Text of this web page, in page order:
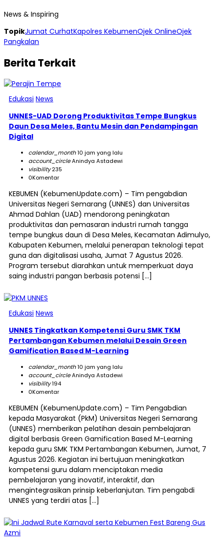
News & Inspiring
TopikJumat CurhatKapolres KebumenOjek OnlineOjek
Pangkalan
Berita Terkait
Edukasi News
UNNES-UAD Dorong Produktivitas Tempe Bungkus
Daun Desa Meles, Bantu Mesin dan Pendampingan
Digital
calendar_month10 jam yang lalu
account_circleAnindya Astadewi
visibility235
0Komentar
KEBUMEN (KebumenUpdate.com) – Tim pengabdian
Universitas Negeri Semarang (UNNES) dan Universitas
Ahmad Dahlan (UAD) mendorong peningkatan
produktivitas dan pemasaran industri rumah tangga
tempe bungkus daun di Desa Meles, Kecamatan Adimulyo,
Kabupaten Kebumen, melalui penerapan teknologi tepat
guna dan digitalisasi usaha, Jumat 7 Agustus 2026.
Program tersebut diarahkan untuk memperkuat daya
saing industri pangan berbasis potensi […]
Edukasi News
UNNES Tingkatkan Kompetensi Guru SMK TKM
Pertambangan Kebumen melalui Desain Green
Gamification Based M-Learning
calendar_month10 jam yang lalu
account_circleAnindya Astadewi
visibility194
0Komentar
KEBUMEN (KebumenUpdate.com) – Tim Pengabdian
kepada Masyarakat (PkM) Universitas Negeri Semarang
(UNNES) memberikan pelatihan desain pembelajaran
digital berbasis Green Gamification Based M-Learning
kepada guru SMK TKM Pertambangan Kebumen, Jumat, 7
Agustus 2026. Kegiatan ini bertujuan meningkatkan
kompetensi guru dalam menciptakan media
pembelajaran yang inovatif, interaktif, dan
mengintegrasikan prinsip keberlanjutan. Tim pengabdi
UNNES yang terdiri atas […]